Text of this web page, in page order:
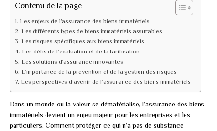
Contenu de la page
Les enjeux de l’assurance des biens immatériels
Les différents types de biens immatériels assurables
Les risques spécifiques aux biens immatériels
Les défis de l’évaluation et de la tarification
Les solutions d’assurance innovantes
L’importance de la prévention et de la gestion des risques
Les perspectives d’avenir de l’assurance des biens immatériels
Dans un monde où la valeur se dématérialise, l’assurance des biens
immatériels devient un enjeu majeur pour les entreprises et les
particuliers. Comment protéger ce qui n’a pas de substance